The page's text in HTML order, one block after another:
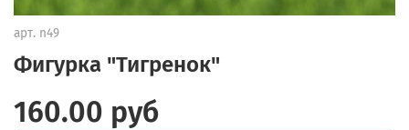
арт. n49
Фигурка "Тигренок"
160.00 руб